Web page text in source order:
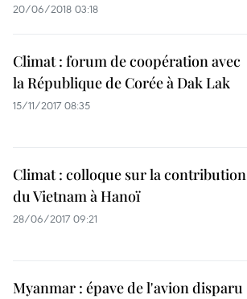
20/06/2018 03:18
Climat : forum de coopération avec
la République de Corée à Dak Lak
15/11/2017 08:35
Climat : colloque sur la contribution
du Vietnam à Hanoï
28/06/2017 09:21
Myanmar : épave de l'avion disparu